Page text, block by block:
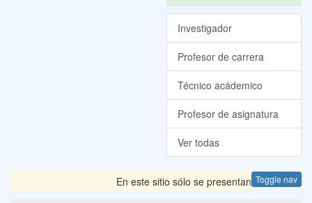
Investigador
Profesor de carrera
Técnico acádemico
Profesor de asignatura
Ver todas
Toggle nav
En este sitio sólo se presentan las